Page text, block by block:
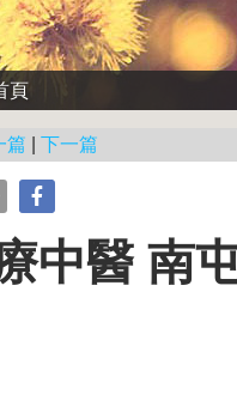
頁
篇 下一篇
中醫 南